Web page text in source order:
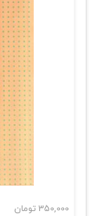
350,000 تومان